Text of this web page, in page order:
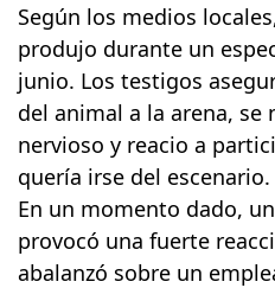
Según los medios
produjo durante un
junio. Los testigos
del animal a la arena, se
nervioso y reacio a
quería irse del escenario.
En un momento dado,
provocó una fuerte
abalanzó sobre un